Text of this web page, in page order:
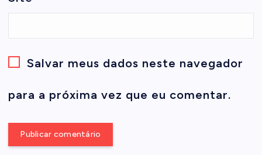
Salvar meus dados neste navegador
para a próxima vez que eu comentar.